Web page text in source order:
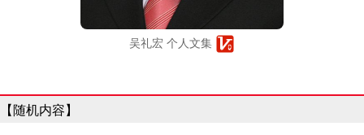
吴礼宏 个人文集
【随机内容】